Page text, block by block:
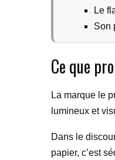
Le
Son
Ce que
La marque le
lumineux et
Dans le
papier, c’est